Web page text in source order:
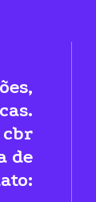
cbr
de